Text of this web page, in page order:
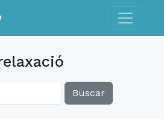
Toggle
Buscar